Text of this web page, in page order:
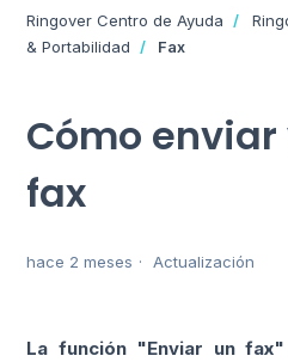
Ringover Centro de Ayuda
& Portabilidad
Fax
Cómo
fax
hace 2 meses Actualización
La función "Enviar un